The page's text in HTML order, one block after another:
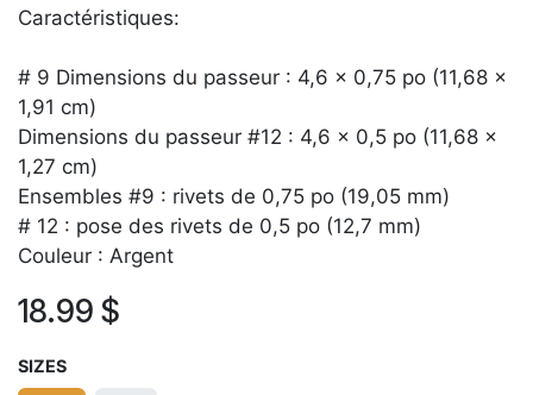
Caractéristiques:
# 9 Dimensions du passeur : 4,6 x 0,75 po (11,68 x
1,91 cm)
Dimensions du passeur #12 : 4,6 x 0,5 po (11,68 x
1,27 cm)
Ensembles #9 : rivets de 0,75 po (19,05 mm)
# 12 : pose des rivets de 0,5 po (12,7 mm)
Couleur : Argent
18.99 $
SIZES